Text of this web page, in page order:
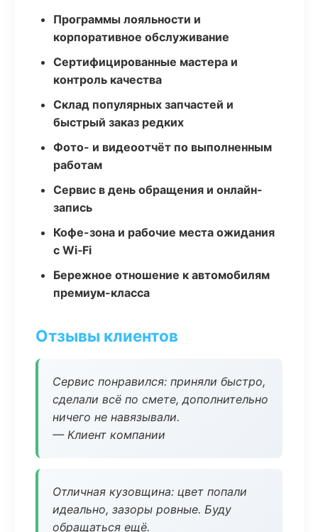
Программы лояльности и
корпоративное обслуживание
Сертифицированные мастера и
контроль качества
Склад популярных запчастей и
быстрый заказ редких
Фото- и видеоотчёт по выполненным
работам
Сервис в день обращения и онлайн-
запись
Кофе-зона и рабочие места ожидания
с Wi‑Fi
Бережное отношение к автомобилям
премиум-класса
Отзывы клиентов
Сервис понравился: приняли быстро,
сделали всё по смете, дополнительно
ничего не навязывали.
— Клиент компании
Отличная кузовщина: цвет попали
идеально, зазоры ровные. Буду
обращаться ещё.